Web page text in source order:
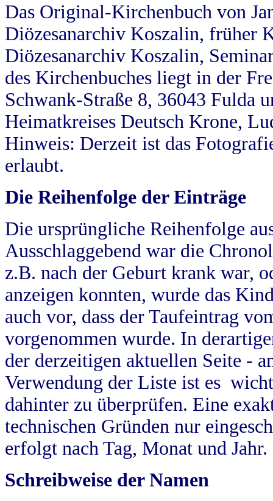
Das Original-Kirchenbuch von
Diözesanarchiv Koszalin, früher
Diözesanarchiv Koszalin,
des Kirchenbuches liegt in der
Schwank-Straße 8, 36043 Fulda
Heimatkreises Deutsch Krone,
Hinweis: Derzeit ist das
erlaubt.
Die Reihenfolge der Einträge
Die ursprüngliche Reihenfolge
Ausschlaggebend war die
z.B. nach der Geburt krank war,
anzeigen konnten, wurde das
auch vor, dass der Taufeintrag
vorgenommen wurde. In
der derzeitigen aktuellen Seite -
Verwendung der Liste ist es
dahinter zu überprüfen. Eine
technischen Gründen nur
erfolgt nach Tag, Monat und Jahr.
Schreibweise der Namen